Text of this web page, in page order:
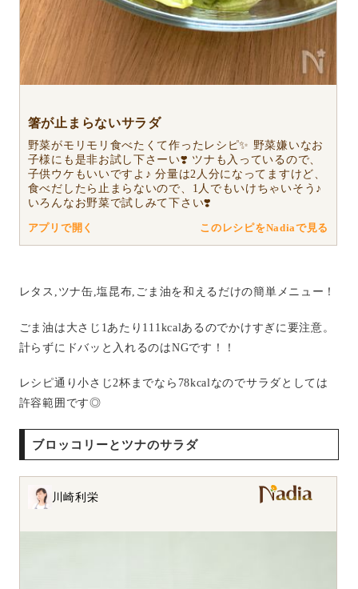
箸が止まらないサラダ
野菜がモリモリ食べたくて作ったレシピ✨ 野菜嫌いなお
子様にも是非お試し下さーい❣️ ツナも入っているので、
子供ウケもいいですよ♪ 分量は2人分になってますけど、
食べだしたら止まらないので、1人でもいけちゃいそう♪
いろんなお野菜で試しみて下さい❣️
アプリで開く このレシピをNadiaで見る
レタス,ツナ缶,塩昆布,ごま油を和えるだけの簡単メニュー！
ごま油は大さじ1あたり111kcalあるのでかけすぎに要注意。
計らずにドバッと入れるのはNGです！！
レシピ通り小さじ2杯までなら78kcalなのでサラダとしては
許容範囲です◎
ブロッコリーとツナのサラダ
川崎利栄